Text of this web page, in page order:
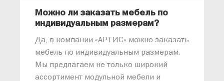
Можно ли заказать мебель по
индивидуальным размерам?
Да, в компании «АРТИС» можно заказать
мебель по индивидуальным размерам.
Мы предлагаем не только широкий
ассортимент модульной мебели и